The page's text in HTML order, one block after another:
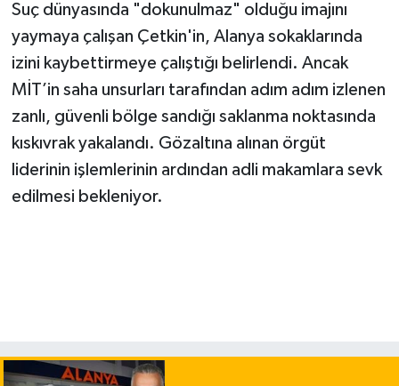
Suç dünyasında "dokunulmaz" olduğu imajını
yaymaya çalışan Çetkin'in, Alanya sokaklarında
izini kaybettirmeye çalıştığı belirlendi. Ancak
MİT’in saha unsurları tarafından adım adım izlenen
zanlı, güvenli bölge sandığı saklanma noktasında
kıskıvrak yakalandı. Gözaltına alınan örgüt
liderinin işlemlerinin ardından adli makamlara sevk
edilmesi bekleniyor.